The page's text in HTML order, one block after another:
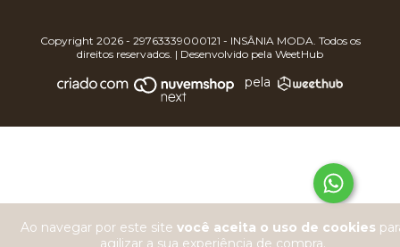
Ao navegar por este site você aceita o uso de cookies
agilizar a sua experiência de compra.
Copyright 2026 - 29763339000121 - INSÂNIA MODA. Todos os
direitos reservados. | Desenvolvido pela WeetHub
pela